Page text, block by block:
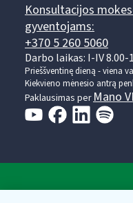
Konsultacijos
gyventojams:
+370 5 260 5060
Darbo laikas: I-IV 8.00-
Prieššventinę dieną - viena
Kiekvieno mėnesio antrą
Paklausimas per Mano